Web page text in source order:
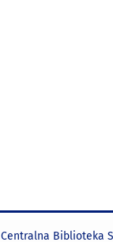
Centralna Biblioteka